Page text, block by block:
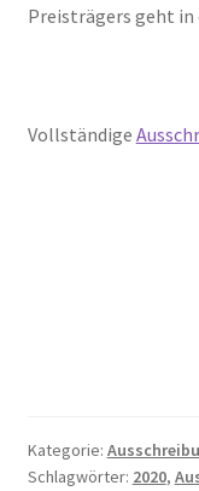
Preisträgers geht in
Vollständige
Kategorie:
Schlagwörter: 2020,